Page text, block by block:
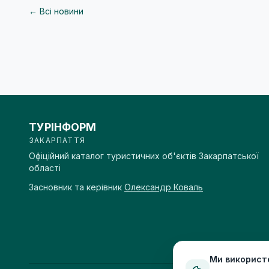
← Всі новини
ТУРІНФОРМ
ЗАКАРПАТТЯ
Офіційний каталог туристичних об'єктів Закарпатської
області
Засновник та керівник Олександр Коваль
Ми